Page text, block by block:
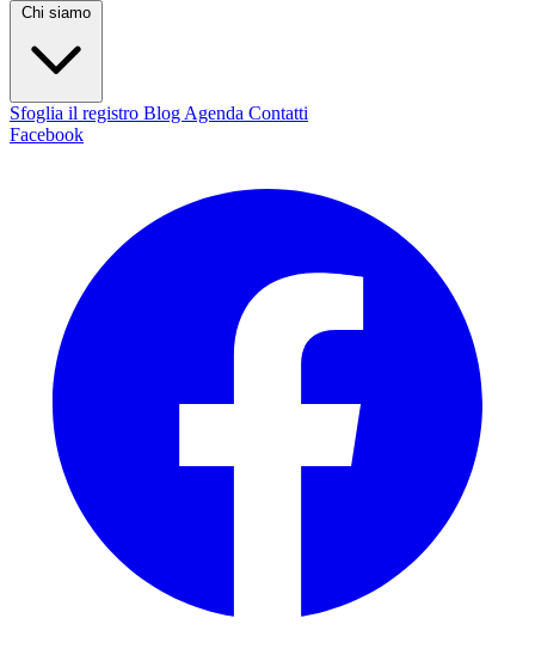
Chi siamo
Sfoglia il registro Blog Agenda Contatti
Facebook